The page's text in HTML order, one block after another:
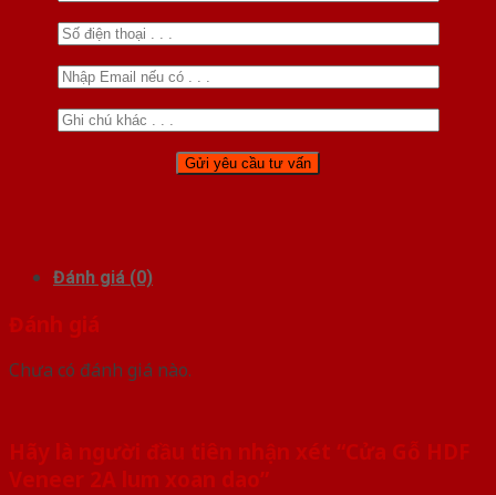
Đánh giá (0)
Đánh giá
Chưa có đánh giá nào.
Hãy là người đầu tiên nhận xét “Cửa Gỗ HDF
Veneer 2A lum xoan dao”